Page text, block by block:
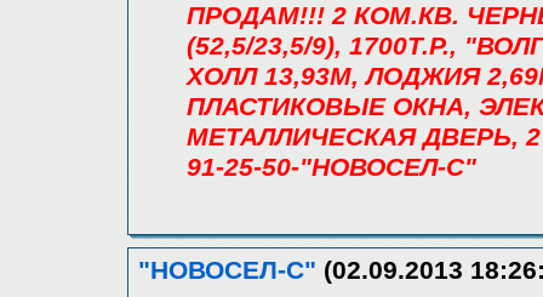
ПРОДАМ!!! 2 КОМ.КВ.
(52,5/23,5/9), 1700Т.Р.,
ХОЛЛ 13,93М, ЛОДЖИЯ
ПЛАСТИКОВЫЕ ОКНА,
МЕТАЛЛИЧЕСКАЯ ДВЕРЬ,
91-25-50-"НОВОСЕЛ-С"
"НОВОСЕЛ-С" (02.09.2013